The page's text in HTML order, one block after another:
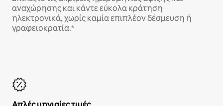
αναχώρησης και κάντε εύκολα κράτηση
ηλεκτρονικά, χωρίς καμία επιπλέον δέσμευση ή
γραφειοκρατία.*